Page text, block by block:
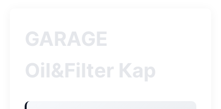
GARAGE
Oil&Filter Кар